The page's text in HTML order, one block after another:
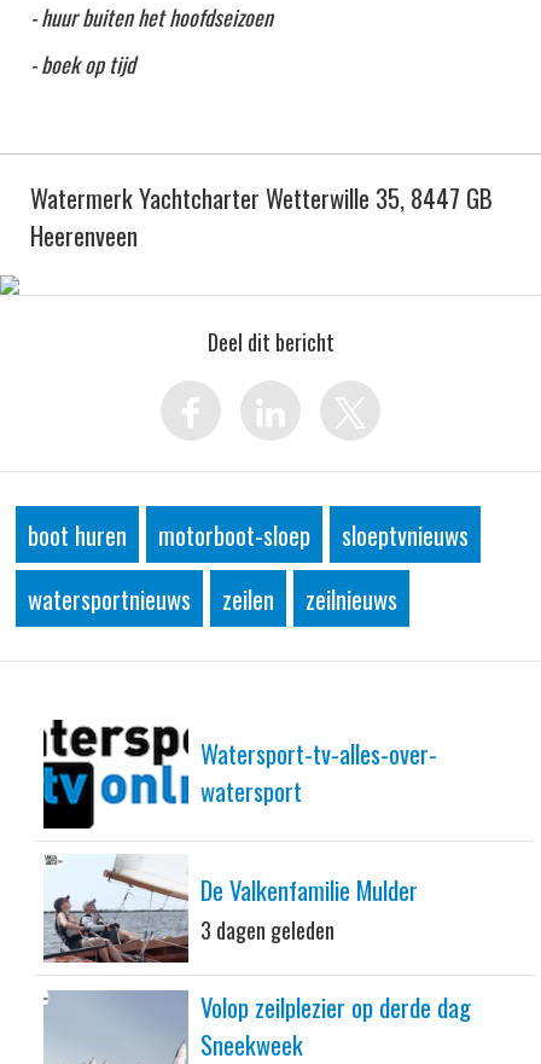
- huur buiten het hoofdseizoen
- boek op tijd
Watermerk Yachtcharter Wetterwille 35, 8447 GB
Heerenveen
Deel dit bericht
boot huren motorboot-sloep
sloeptvnieuws
watersportnieuws
zeilen zeilnieuws
Watersport-tv-alles-over-
watersport
De Valkenfamilie Mulder
3 dagen geleden
Volop zeilplezier op derde dag
Sneekweek